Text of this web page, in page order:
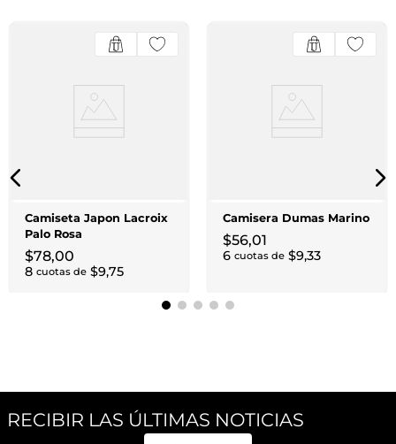
Camiseta Japon Lacroix
Palo Rosa
$78,00
8 cuotas de $9,75
Camisera Dumas Marino
$56,01
6 cuotas de $9,33
RECIBIR LAS ÚLTIMAS NOTICIAS